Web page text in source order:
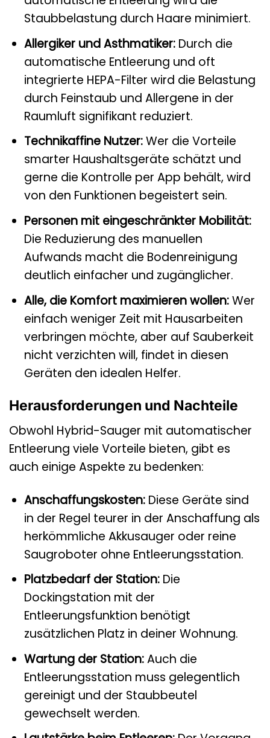
Staubbelastung durch Haare minimiert.
Allergiker und Asthmatiker:Durch die
automatische Entleerung und oft
integrierte HEPA-Filter wird die Belastung
durch Feinstaub und Allergene in der
Raumluft signifikant reduziert.
Technikaffine Nutzer:Wer die Vorteile
smarter Haushaltsgeräte schätzt und
gerne die Kontrolle per App behält, wird
von den Funktionen begeistert sein.
Personen mit eingeschränkter Mobilität:
Die Reduzierung des manuellen
Aufwands macht die Bodenreinigung
deutlich einfacher und zugänglicher.
Alle, die Komfort maximieren wollen:Wer
einfach weniger Zeit mit Hausarbeiten
verbringen möchte, aber auf Sauberkeit
nicht verzichten will, findet in diesen
Geräten den idealen Helfer.
Herausforderungen und Nachteile
Obwohl Hybrid-Sauger mit automatischer
Entleerung viele Vorteile bieten, gibt es
auch einige Aspekte zu bedenken:
Anschaffungskosten:Diese Geräte sind
in der Regel teurer in der Anschaffung als
herkömmliche Akkusauger oder reine
Saugroboter ohne Entleerungsstation.
Platzbedarf der Station:Die
Dockingstation mit der
Entleerungsfunktion benötigt
zusätzlichen Platz in deiner Wohnung.
Wartung der Station:Auch die
Entleerungsstation muss gelegentlich
gereinigt und der Staubbeutel
gewechselt werden.